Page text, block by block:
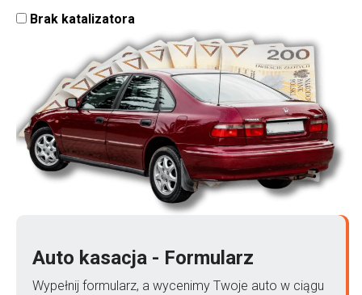
Brak katalizatora
Auto kasacja - Formularz
Wypełnij formularz, a wycenimy Twoje auto w ciągu